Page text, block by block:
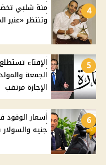
4
منة شلبي
وتنتظر «عنبر
5
الإفتاء
الإجازة مرتقب
6
جنيه والسولار بـ20.50